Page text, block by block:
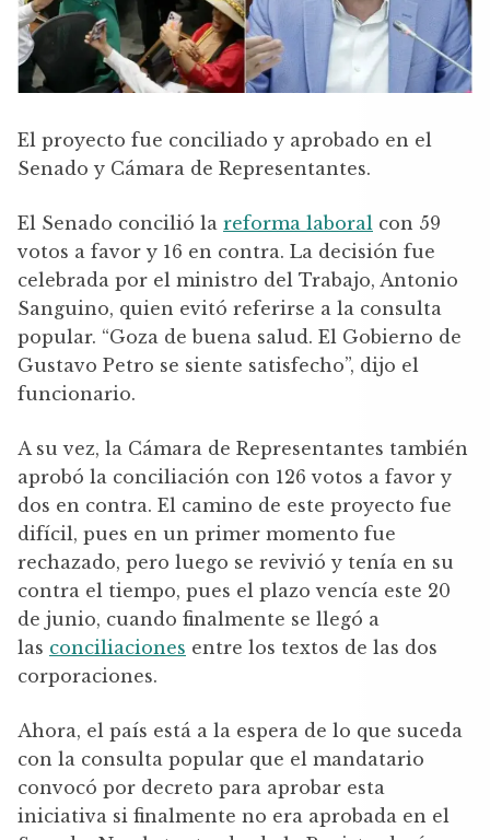
El proyecto fue conciliado y aprobado en el
Senado y Cámara de Representantes.
El Senado concilió la reforma laboral con 59
votos a favor y 16 en contra. La decisión fue
celebrada por el ministro del Trabajo, Antonio
Sanguino, quien evitó referirse a la consulta
popular. “Goza de buena salud. El Gobierno de
Gustavo Petro se siente satisfecho”, dijo el
funcionario.
A su vez, la Cámara de Representantes también
aprobó la conciliación con 126 votos a favor y
dos en contra. El camino de este proyecto fue
difícil, pues en un primer momento fue
rechazado, pero luego se revivió y tenía en su
contra el tiempo, pues el plazo vencía este 20
de junio, cuando finalmente se llegó a
las conciliaciones entre los textos de las dos
corporaciones.
Ahora, el país está a la espera de lo que suceda
con la consulta popular que el mandatario
convocó por decreto para aprobar esta
iniciativa si finalmente no era aprobada en el